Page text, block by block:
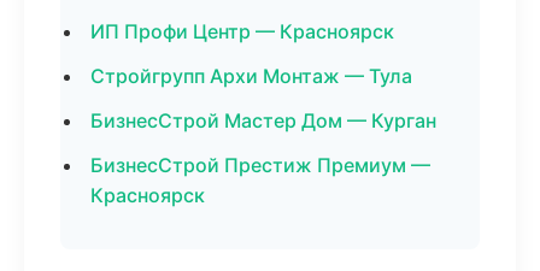
ИП Профи Центр — Красноярск
Стройгрупп Архи Монтаж — Тула
БизнесСтрой Мастер Дом — Курган
БизнесСтрой Престиж Премиум —
Красноярск